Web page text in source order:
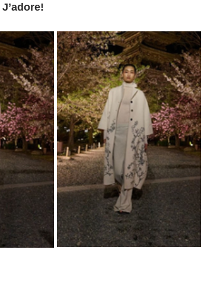
J’adore!